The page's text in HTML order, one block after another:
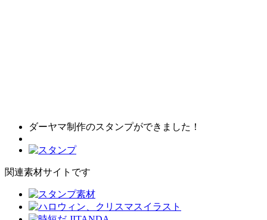
ダーヤマ制作のスタンプができました！
関連素材サイトです